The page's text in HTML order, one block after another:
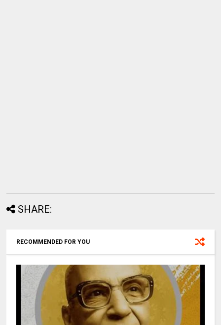
SHARE:
RECOMMENDED FOR YOU